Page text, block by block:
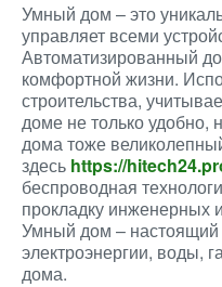
Умный дом – это
управляет всеми
Автоматизированный
комфортной жизни.
строительства,
доме не только удобно,
дома тоже
здесь https://
беспроводная
прокладку инженерных
Умный дом –
электроэнергии, воды,
дома.